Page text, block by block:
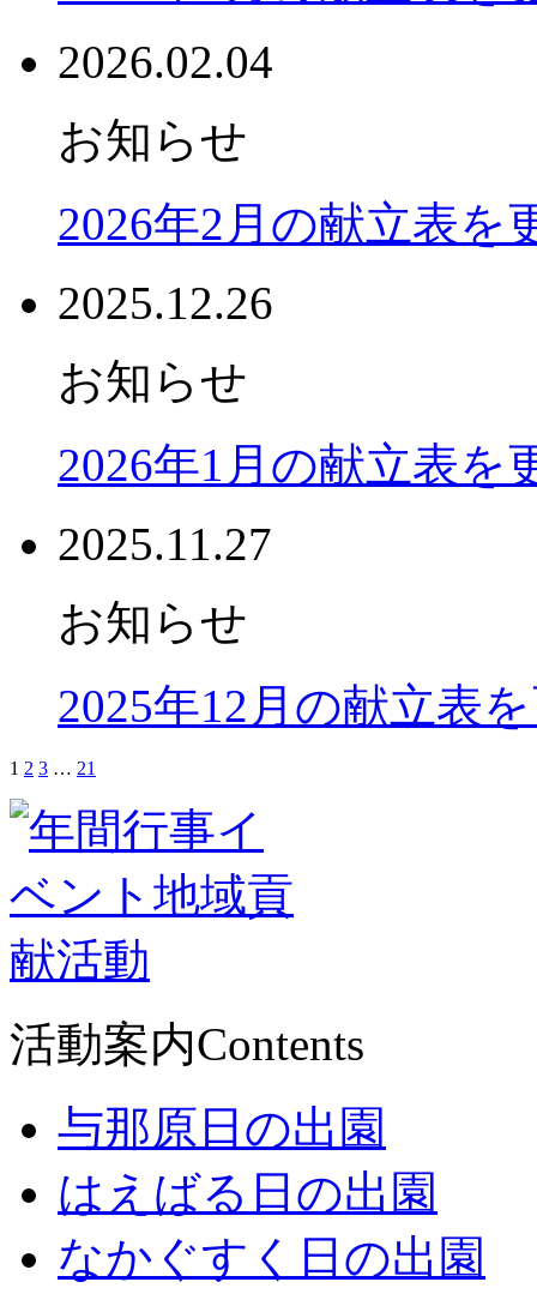
2026.02.04
お知らせ
2026年2月の献立表を
2025.12.26
お知らせ
2026年1月の献立表を
2025.11.27
お知らせ
2025年12月の献立表
1 2 3 … 21
活動案内Contents
与那原日の出園
はえばる日の出園
なかぐすく日の出園